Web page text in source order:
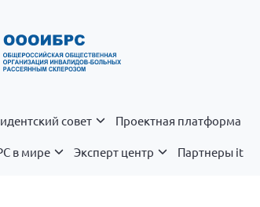
совет Проектная платформа
в мире Эксперт центр Партнеры it